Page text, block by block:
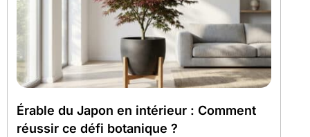
Érable du Japon en intérieur : Comment
réussir ce défi botanique ?